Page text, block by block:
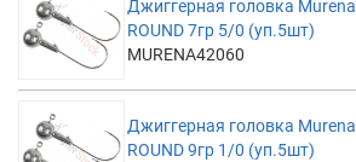
Джиггерная головка Murena
ROUND 7гр 5/0 (уп.5шт)
MURENA42060
Джиггерная головка Murena
ROUND 9гр 1/0 (уп.5шт)